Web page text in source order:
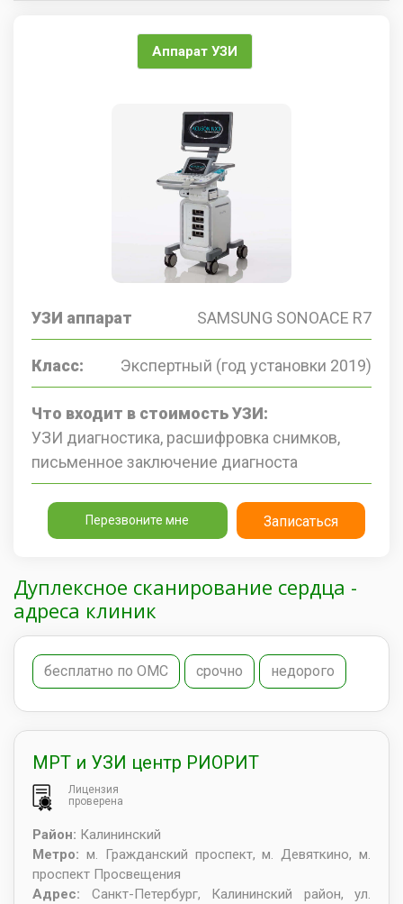
Аппарат УЗИ
УЗИ аппарат SAMSUNG SONOACE R7
Класс: Экспертный (год установки 2019)
Что входит в стоимость УЗИ:
УЗИ диагностика, расшифровка снимков,
письменное заключение диагноста
Перезвоните мне Записаться
Дуплексное сканирование сердца -
адреса клиник
бесплатно по ОМС срочно недорого
МРТ и УЗИ центр РИОРИТ
Лицензия
проверена
Район: Калининский
Метро: м. Гражданский проспект, м. Девяткино, м.
проспект Просвещения
Адрес: Санкт-Петербург, Калининский район, ул.